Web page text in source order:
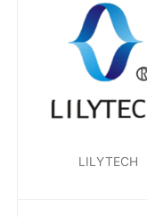
LILYTECH